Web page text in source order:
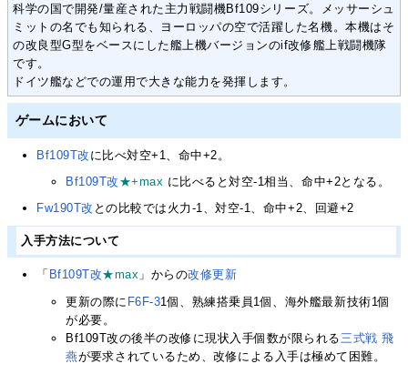
科学の国で開発/量産された主力戦闘機Bf109シリーズ。メッサーシュ
ミットの名でも知られる、ヨーロッパの空で活躍した名機。本機はそ
の改良型G型をベースにした艦上機バージョンのif改修艦上戦闘機隊
です。
ドイツ艦などでの運用で大きな能力を発揮します。
ゲームにおいて
Bf109T改 に比べ対空+1、命中+2。
Bf109T改 ★+max に比べると対空-1相当、命中+2となる。
Fw190T改 との比較では火力-1、対空-1、命中+2、回避+2
入手方法について
「 Bf109T改★max 」からの改修更新
更新の際に F6F-31個、熟練搭乗員1個、海外艦最新技術1個
が必要。
Bf109T改の後半の改修に現状入手個数が限られる 三式戦 飛
燕が要求されているため、改修による入手は極めて困難。